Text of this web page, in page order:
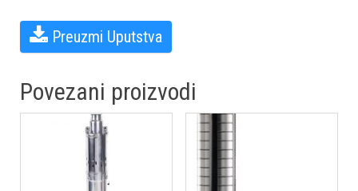
Preuzmi Uputstvaㅤ
Povezani proizvodi